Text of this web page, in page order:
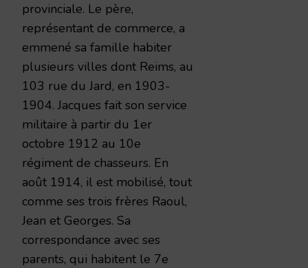
provinciale. Le père,
représentant de commerce, a
emmené sa famille habiter
plusieurs villes dont Reims, au
103 rue du Jard, en 1903-
1904. Jacques fait son service
militaire à partir du 1er
octobre 1912 au 10e
régiment de chasseurs. En
août 1914, il est mobilisé, tout
comme ses trois frères Raoul,
Jean et Georges. Sa
correspondance avec ses
parents, qui habitent le 7e